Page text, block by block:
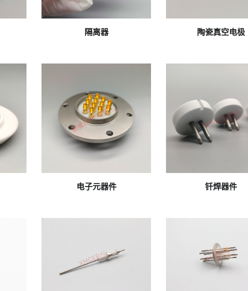
隔离器 陶瓷真空电极
电子元器件 钎焊器件